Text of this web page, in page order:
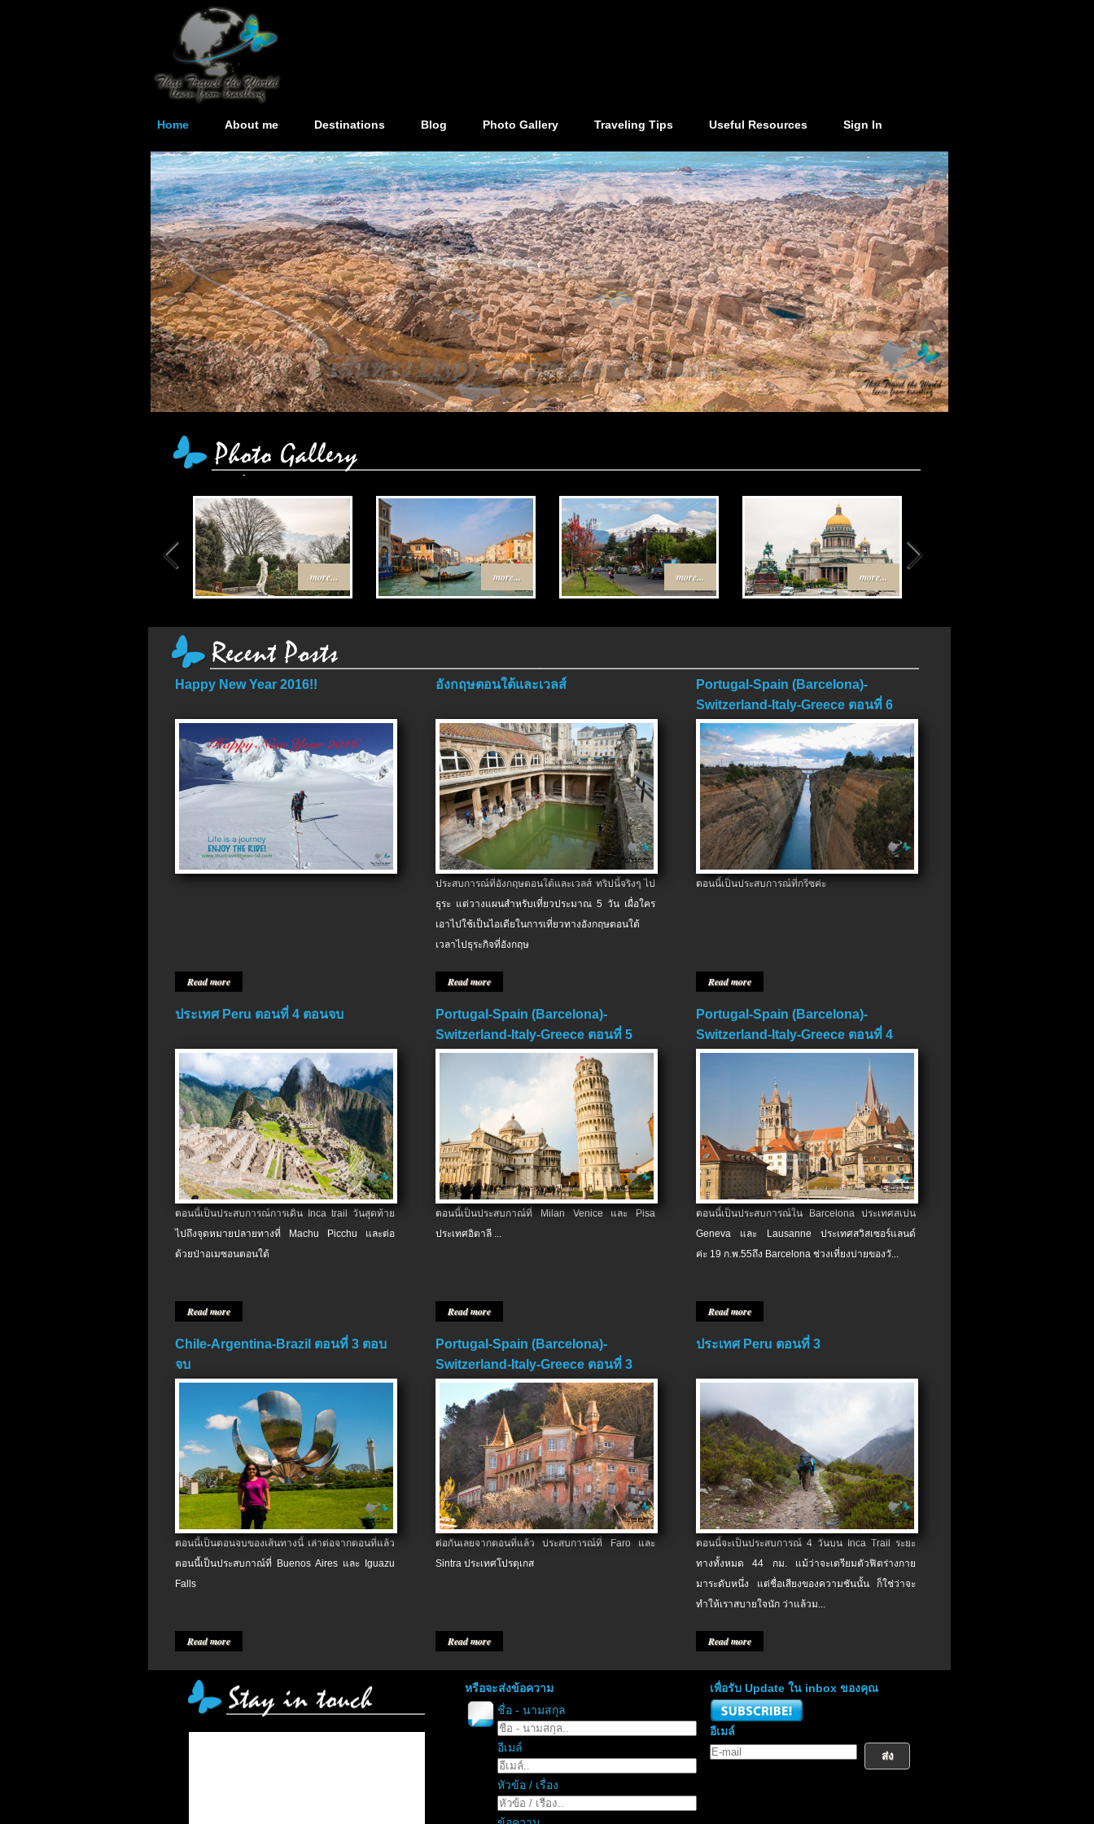
Home About me Destinations Blog Photo Gallery Traveling Tips Useful Resources Sign In
เส้นทาง Egypt-Jordan ตอนที่ 4 ตอนจบ..
more... more... more... more...
Happy New Year 2016!!
Read more
อังกฤษตอนใต้และเวลส์
ประสบการณ์ที่อังกฤษตอนใต้และเวลส์ ทริปนี้จริงๆ ไป
ธุระ แต่วางแผนสำหรับเที่ยวประมาณ 5 วัน เผื่อใคร
เอาไปใช้เป็นไอเดียในการเที่ยวทางอังกฤษตอนใต้
เวลาไปธุระกิจที่อังกฤษ
Read more
Portugal-Spain (Barcelona)-
Switzerland-Italy-Greece ตอนที่ 6
ตอนจบ
ตอนนี้เป็นประสบการณ์ที่กรีซค่ะ
Read more
ประเทศ Peru ตอนที่ 4 ตอนจบ
ตอนนี้เป็นประสบการณ์การเดิน Inca trail วันสุดท้าย
ไปถึงจุดหมายปลายทางที่ Machu Picchu และต่อ
ด้วยป่าอเมซอนตอนใต้
Read more
Portugal-Spain (Barcelona)-
Switzerland-Italy-Greece ตอนที่ 5
ตอนนี้เป็นประสบกาณ์ที่ Milan Venice และ Pisa
ประเทศอิตาลี ...
Read more
Portugal-Spain (Barcelona)-
Switzerland-Italy-Greece ตอนที่ 4
ตอนนี้เป็นประสบการณ์ใน Barcelona ประเทศสเปน
Geneva และ Lausanne ประเทศสวิสเซอร์แลนด์
ค่ะ 19 ก.พ.​55ถึง Barcelona ช่วงเที่ยงบ่ายของวั...
Read more
Chile-Argentina-Brazil ตอนที่ 3 ตอบ
จบ
ตอนนี้เป็นตอนจบของเส้นทางนี้ เล่าต่อจากตอนที่แล้ว
ตอนนี้เป็นประสบกาณ์ที่ Buenos Aires และ Iguazu
Falls
Read more
Portugal-Spain (Barcelona)-
Switzerland-Italy-Greece ตอนที่ 3
ต่อกันเลยจากตอนที่แล้ว ประสบการณ์ที่ Faro และ
Sintra ประเทศโปรตุเกส
Read more
ประเทศ Peru ตอนที่ 3
ตอนนี้จะเป็นประสบการณ์ 4 วันบน Inca Trail ระยะ
ทางทั้งหมด 44 กม. แม้ว่าจะเตรียมตัวฟิตร่างกาย
มาระดับหนึ่ง แต่ชื่อเสียงของความชันนั้น ก็ใช่ว่าจะ
ทำให้เราสบายใจนัก ว่าแล้วม...
Read more
หรือจะส่งข้อความ
ชื่อ - นามสกุล
อีเมล์
หัวข้อ / เรื่อง
เพื่อรับ Update ใน inbox ของคุณ
อีเมล์
ส่ง